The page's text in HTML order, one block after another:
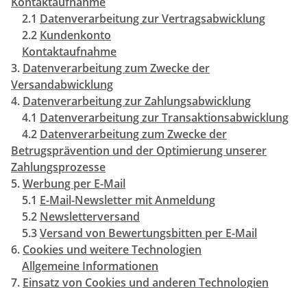
2.1 Datenverarbeitung zur Vertragsabwicklung
2.2 Kundenkonto
Kontaktaufnahme
3. Datenverarbeitung zum Zwecke der
Versandabwicklung
4. Datenverarbeitung zur Zahlungsabwicklung
4.1 Datenverarbeitung zur Transaktionsabwicklung
4.2 Datenverarbeitung zum Zwecke der
Betrugsprävention und der Optimierung unserer
Zahlungsprozesse
5.Werbung per E-Mail
5.1 E-Mail-Newsletter mit Anmeldung
5.2 Newsletterversand
5.3Versand von Bewertungsbitten per E-Mail
6. Cookies und weitere Technologien
Allgemeine Informationen
7. Einsatz von Cookies und anderen Technologien